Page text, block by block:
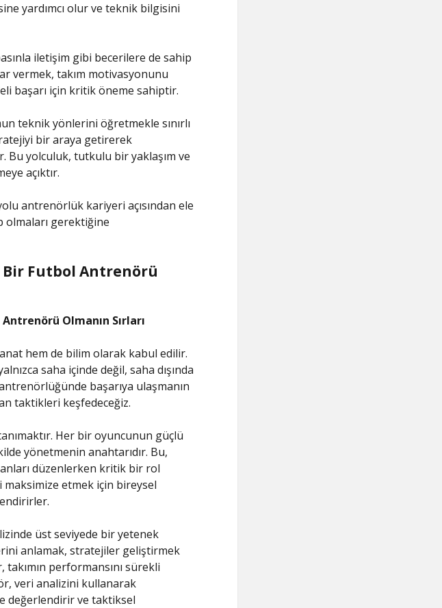
yardımcı olur ve teknik bilgisini
iletişim gibi becerilere de sahip
vermek, takım motivasyonunu
başarı için kritik öneme sahiptir.
teknik yönlerini öğretmekle sınırlı
bir araya getirerek
Bu yolculuk, tutkulu bir yaklaşım ve
açıktır.
antrenörlük kariyeri açısından ele
gerektiğine
Bir Futbol Antrenörü
Olmanın Sırları
hem de bilim olarak kabul edilir.
saha içinde değil, saha dışında
başarıya ulaşmanın
taktikleri keşfedeceğiz.
Her bir oyuncunun güçlü
yönetmenin anahtarıdır. Bu,
düzenlerken kritik bir rol
etmek için bireysel
üst seviyede bir yetenek
anlamak, stratejiler geliştirmek
performansını sürekli
veri analizini kullanarak
değerlendirir ve taktiksel